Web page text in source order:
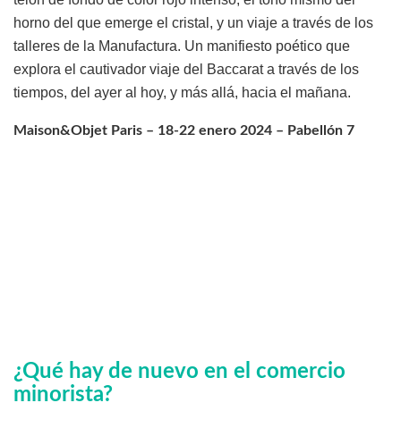
horno del que emerge el cristal, y un viaje a través de los
talleres de la Manufactura. Un manifiesto poético que
explora el cautivador viaje del Baccarat a través de los
tiempos, del ayer al hoy, y más allá, hacia el mañana.
Maison&Objet Paris – 18-22 enero 2024 – Pabellón 7
¿Qué hay de nuevo en el comercio
minorista?